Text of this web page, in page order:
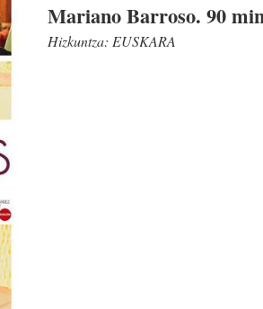
Mariano Barroso. 90
Hizkuntza: EUSKARA